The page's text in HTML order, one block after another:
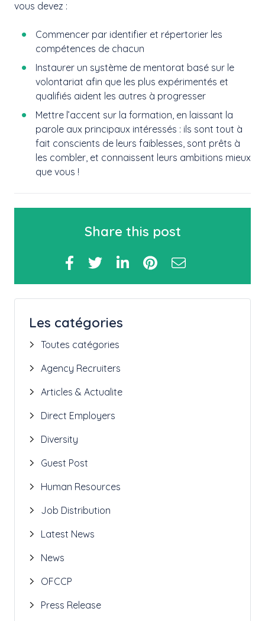
vous devez :
Commencer par identifier et répertorier les
compétences de chacun
Instaurer un système de mentorat basé sur le
volontariat afin que les plus expérimentés et
qualifiés aident les autres à progresser
Mettre l’accent sur la formation, en laissant la
parole aux principaux intéressés : ils sont tout à
fait conscients de leurs faiblesses, sont prêts à
les combler, et connaissent leurs ambitions mieux
que vous !
Share this post
Les catégories
Toutes catégories
Agency Recruiters
Articles & Actualite
Direct Employers
Diversity
Guest Post
Human Resources
Job Distribution
Latest News
News
OFCCP
Press Release